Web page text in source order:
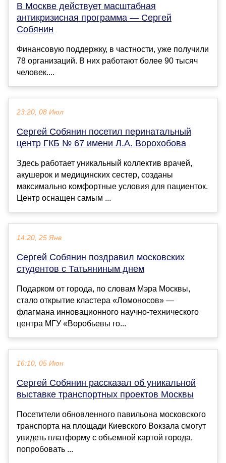
В Москве действует масштабная
антикризисная программа — Сергей
Собянин
Финансовую поддержку, в частности, уже получили
78 организаций. В них работают более 90 тысяч
человек....
23:20, 08 Июл
Сергей Собянин посетил перинатальный
центр ГКБ № 67 имени Л.А. Ворохобова
Здесь работает уникальный коллектив врачей,
акушерок и медицинских сестер, созданы
максимально комфортные условия для пациенток.
Центр оснащен самым ...
14:20, 25 Янв
Сергей Собянин поздравил московских
студентов с Татьяниным днем
Подарком от города, по словам Мэра Москвы,
стало открытие кластера «Ломоносов» —
флагмана инновационного научно-технического
центра МГУ «Воробьевы го...
16:10, 05 Июн
Сергей Собянин рассказал об уникальной
выставке транспортных проектов Москвы
Посетители обновленного павильона московского
транспорта на площади Киевского Вокзала смогут
увидеть платформу с объемной картой города,
попробовать ...